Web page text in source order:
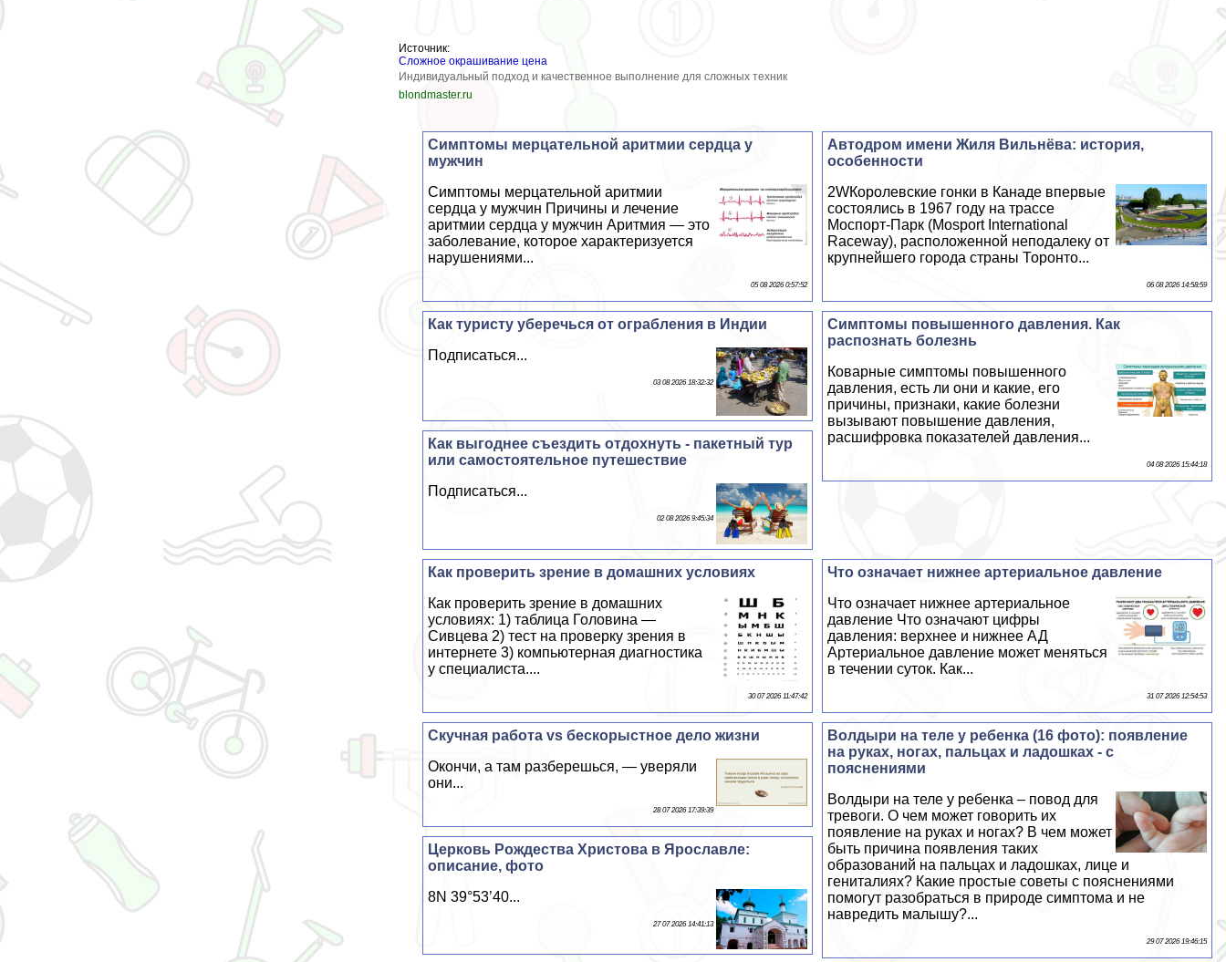
Источник:
Сложное окрашивание цена
Индивидуальный подход и качественное выполнение для сложных техник
blondmaster.ru
Автодром имени Жиля Вильнёва: история,
особенности
2WКоролевские гонки в Канаде впервые
состоялись в 1967 году на трассе
Моспорт-Парк (Mosport International
Raceway), расположенной неподалеку от
крупнейшего города страны Торонто...
06 08 2026 14:58:59
Симптомы мерцательной аритмии сердца у
мужчин
Симптомы мерцательной аритмии
сердца у мужчин Причины и лечение
аритмии сердца у мужчин Аритмия — это
заболевание, которое хаpaктеризуется
нарушениями...
05 08 2026 0:57:52
Симптомы повышенного давления. Как
распознать болезнь
Коварные симптомы повышенного
давления, есть ли они и какие, его
причины, признаки, какие болезни
вызывают повышение давления,
расшифровка показателей давления...
04 08 2026 15:44:18
Как туристу уберечься от ограбления в Индии
Подписаться...
03 08 2026 18:32:32
Как выгоднее съездить отдохнуть - пакетный тур
или самостоятельное путешествие
Подписаться...
02 08 2026 9:45:34
Что означает нижнее артериальное давление
Что означает нижнее артериальное
давление Что означают цифры
давления: верхнее и нижнее АД
Артериальное давление может меняться
в течении суток. Как...
31 07 2026 12:54:53
Как проверить зрение в домашних условиях
Как проверить зрение в домашних
условиях: 1) таблица Головина —
Сивцева 2) тест на проверку зрения в
интернете 3) компьютерная диагностика
у специалиста....
30 07 2026 11:47:42
Волдыри на теле у ребенка (16 фото): появление
на руках, ногах, пальцах и ладошках - с
пояснениями
Волдыри на теле у ребенка – повод для
тревоги. О чем может говорить их
появление на руках и ногах? В чем может
быть причина появления таких
образований на пальцах и ладошках, лице и
гeнитaлиях? Какие простые советы с пояснениями
помогут разобраться в природе симптома и не
навредить малышу?...
29 07 2026 19:46:15
Скучная работа vs бескорыстное дело жизни
Окончи, а там разберешься, — уверяли
они...
28 07 2026 17:39:39
Церковь Рождества Христова в Ярославле:
описание, фото
8N 39°53’40...
27 07 2026 14:41:13